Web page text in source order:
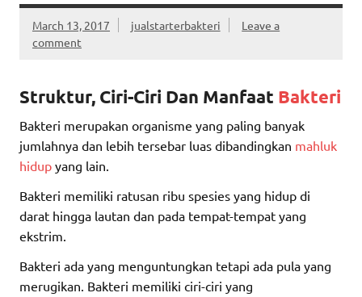
March 13, 2017 jualstarterbakteri
Leave a
comment
Struktur, Ciri-Ciri Dan Manfaat Bakteri
Bakteri merupakan organisme yang paling banyak
jumlahnya dan lebih tersebar luas dibandingkan mahluk
hidup yang lain.
Bakteri memiliki ratusan ribu spesies yang hidup di
darat hingga lautan dan pada tempat-tempat yang
ekstrim.
Bakteri ada yang menguntungkan tetapi ada pula yang
merugikan. Bakteri memiliki ciri-ciri yang